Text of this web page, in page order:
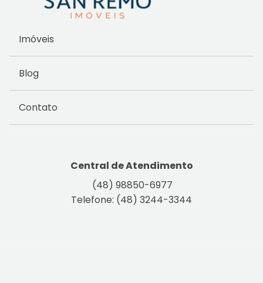
Imóveis
Blog
Contato
Central de Atendimento
(48) 98850-6977
Telefone: (48) 3244-3344